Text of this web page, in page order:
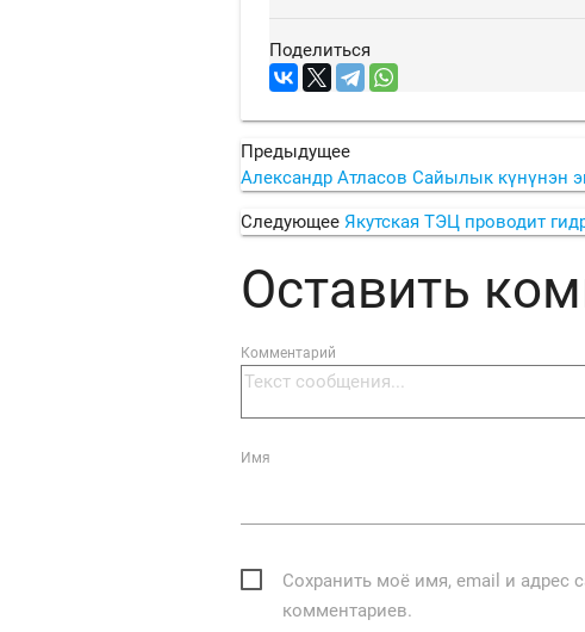
Поделиться
Предыдущее
Александр Атласов Сайылык күнүнэн
Следующее Якутская ТЭЦ проводит
Оставить
Комментарий
Имя
Сохранить моё имя, email и адрес
комментариев.